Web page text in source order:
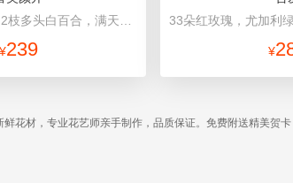
¥239 ¥
花材，专业花艺师亲手制作，品质保证。免费附送精美贺